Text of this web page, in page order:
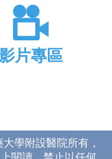
片專區
學附設醫院所有，